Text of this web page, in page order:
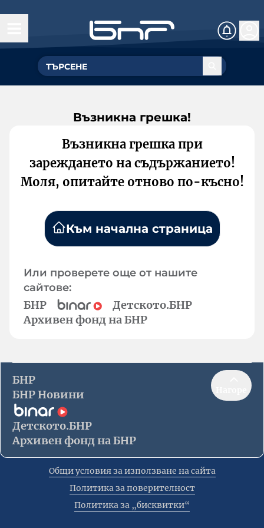
Възникна грешка!
Възникна грешка при
зареждането на съдържанието!
Моля, опитайте отново по-късно!
Към начална страница
Или проверете още от нашите
сайтове:
БНР
Детското.БНР
Архивен фонд на БНР
БНР
БНР Новини
Детското.БНР
Архивен фонд на БНР
Общи условия за използване на сайта
Политика за поверителност
Политика за „бисквитки“